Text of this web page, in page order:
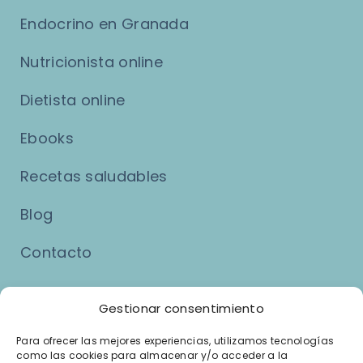
Gestionar consentimiento
Para ofrecer las mejores experiencias, utilizamos tecnologías
como las cookies para almacenar y/o acceder a la
Endocrino en Granada
Nutricionista online
Dietista online
Ebooks
Recetas saludables
Blog
Contacto
Asuntos Legales